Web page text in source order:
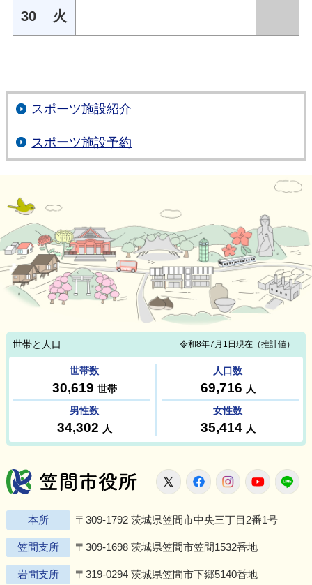
30 火
スポーツ施設紹介
スポーツ施設予約
笠間市役所
X FacebookInstagram
本所 〒309-1792 茨城県笠間市中央三丁目2番1号
笠間支所 〒309-1698 茨城県笠間市笠間1532番地
岩間支所 〒319-0294 茨城県笠間市下郷5140番地